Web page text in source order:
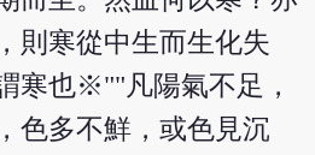
則寒從中生而生化失
寒也※""凡陽氣不足，
色多不鮮，或色見沉